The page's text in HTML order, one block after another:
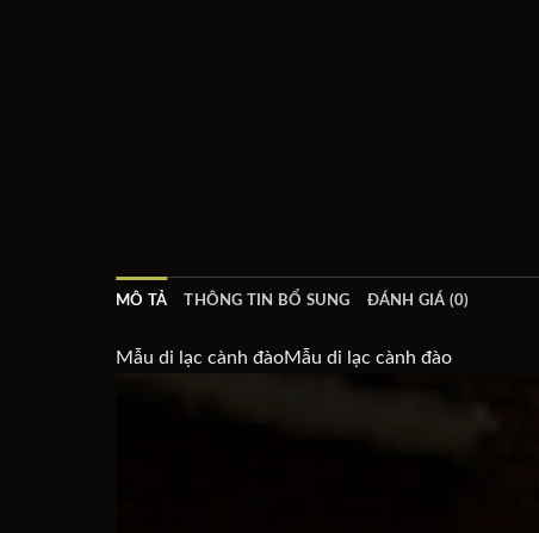
MÔ TẢ THÔNG TIN BỔ SUNG ĐÁNH GIÁ (0)
Mẫu di lạc cành đàoMẫu di lạc cành đào